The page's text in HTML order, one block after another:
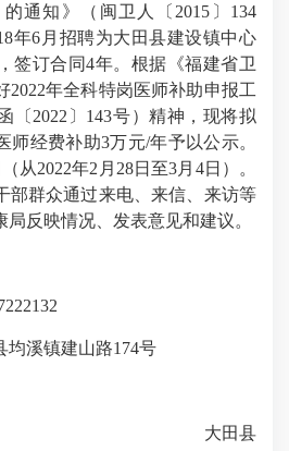
通知》（闽卫人〔2015〕134
年6月招聘为大田县建设镇中心
签订合同4年。根据《福建省卫
2022年全科特岗医师补助申报工
〔2022〕143号）精神，现将拟
师经费补助3万元/年予以公示。
从2022年2月28日至3月4日）。
部群众通过来电、来信、来访等
反映情况、发表意见和建议。
溪镇建山路174号
县